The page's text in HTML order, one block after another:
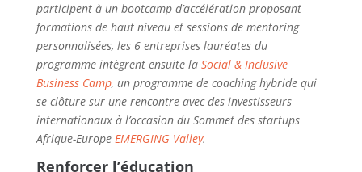
participent à un bootcamp d’accélération proposant
formations de haut niveau et sessions de mentoring
personnalisées, les 6 entreprises lauréates du
programme intègrent ensuite la Social & Inclusive
Business Camp, un programme de coaching hybride qui
se clôture sur une rencontre avec des investisseurs
internationaux à l’occasion du Sommet des startups
Afrique-Europe EMERGING Valley.
Renforcer l’éducation